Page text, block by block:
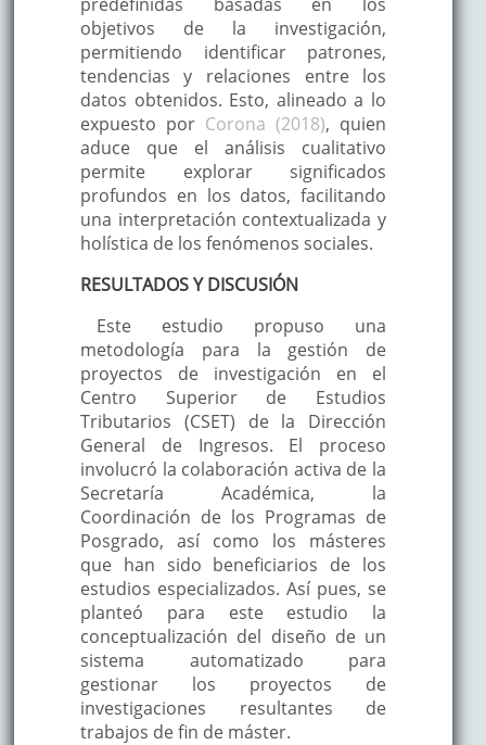
objetivos de la investigación,
permitiendo identificar patrones,
tendencias y relaciones entre los
datos obtenidos. Esto, alineado a lo
expuesto por Corona (2018), quien
aduce que el análisis cualitativo
permite explorar significados
profundos en los datos, facilitando
una interpretación contextualizada y
holística de los fenómenos sociales.
RESULTADOS Y DISCUSIÓN
Este estudio propuso una
metodología para la gestión de
proyectos de investigación en el
Centro Superior de Estudios
Tributarios (CSET) de la Dirección
General de Ingresos. El proceso
involucró la colaboración activa de la
Secretaría Académica, la
Coordinación de los Programas de
Posgrado, así como los másteres
que han sido beneficiarios de los
estudios especializados. Así pues, se
planteó para este estudio la
conceptualización del diseño de un
sistema automatizado para
gestionar los proyectos de
investigaciones resultantes de
trabajos de fin de máster.